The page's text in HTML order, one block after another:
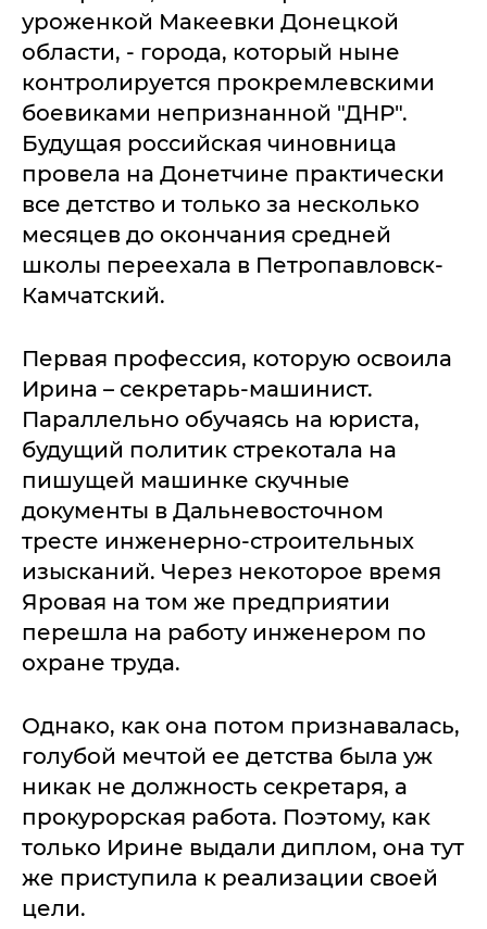
уроженкой Макеевки Донецкой
области, - города, который ныне
контролируется прокремлевскими
боевиками непризнанной "ДНР".
Будущая российская чиновница
провела на Донетчине практически
все детство и только за несколько
месяцев до окончания средней
школы переехала в Петропавловск-
Камчатский.
Первая профессия, которую освоила
Ирина – секретарь-машинист.
Параллельно обучаясь на юриста,
будущий политик стрекотала на
пишущей машинке скучные
документы в Дальневосточном
тресте инженерно-строительных
изысканий. Через некоторое время
Яровая на том же предприятии
перешла на работу инженером по
охране труда.
Однако, как она потом признавалась,
голубой мечтой ее детства была уж
никак не должность секретаря, а
прокурорская работа. Поэтому, как
только Ирине выдали диплом, она тут
же приступила к реализации своей
цели.